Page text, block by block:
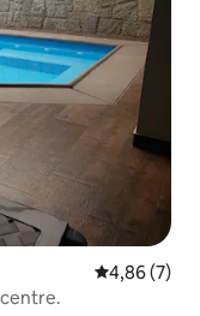
Note
4,86 (7)